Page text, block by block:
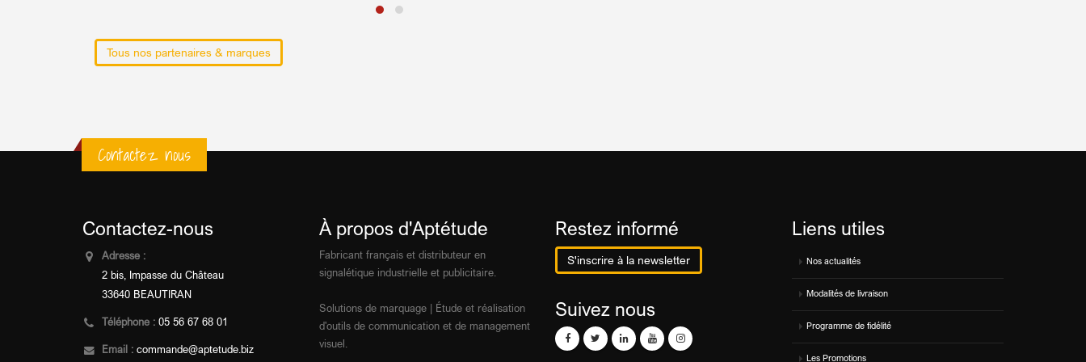
Tous nos partenaires & marques
Contactez nous
Contactez-nous
Adresse :
2 bis, Impasse du Château
33640 BEAUTIRAN
Téléphone : 05 56 67 68 01
Email : commande@aptetude.biz
À propos d'Aptétude
Fabricant français et distributeur en
signalétique industrielle et publicitaire.
Solutions de marquage | Étude et réalisation
d'outils de communication et de management
visuel.
Restez informé
S'inscrire à la newsletter
Suivez nous
Liens utiles
Nos actualités
Modalités de livraison
Programme de fidélité
Les Promotions